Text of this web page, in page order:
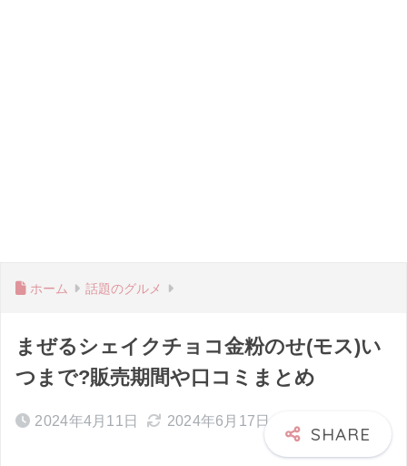
ホーム 話題のグルメ
まぜるシェイクチョコ金粉のせ(モス)い
つまで?販売期間や口コミまとめ
2024年4月11日 2024年6月17日